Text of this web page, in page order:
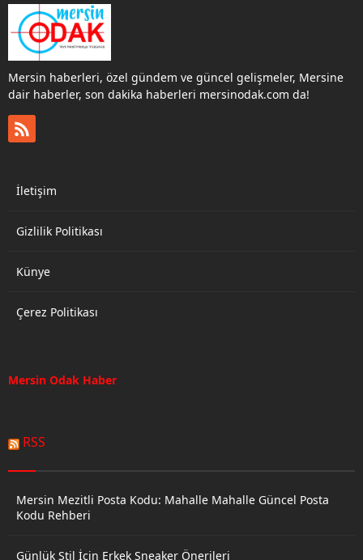
Cerrahisi Uzmanı Prof. Dr.
Ali Dalgıç ise omurga
tümörleri hakkında merak
edilenleri açıklarken,
doğru teşhis ve tedavinin
önemine dikkat çekiyor.
Birçok hastalık, gerekli
tedavi yöntemleri
uygulanmadığı takdirde
Mersin haberleri, özel gündem ve güncel gelişmeler, Mersine
dair haberler, son dakika haberleri mersinodak.com da!
İletişim
Gizlilik Politikası
Künye
Çerez Politikası
Mersin Odak Haber
RSS
Mersin Mezitli Posta Kodu: Mahalle Mahalle Güncel Posta
Kodu Rehberi
Günlük Stil İçin Erkek Sneaker Önerileri